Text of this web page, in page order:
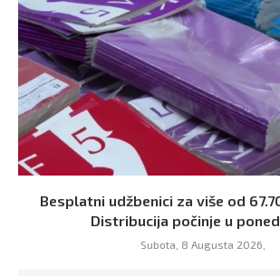
Besplatni udžbenici za više od
Distribucija počinje u
Subota, 8 Augusta 2026,